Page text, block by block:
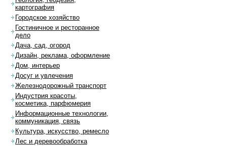
картография
Городское хозяйство
Гостиничное и ресторанное
дело
Дача, сад, огород
Дизайн, реклама, оформление
Дом, интерьер
Досуг и увлечения
Железнодорожный транспорт
Индустрия красоты,
косметика, парфюмерия
Информационные технологии,
коммуникация, связь
Культура, искусство, ремесло
Лес и деревообработка